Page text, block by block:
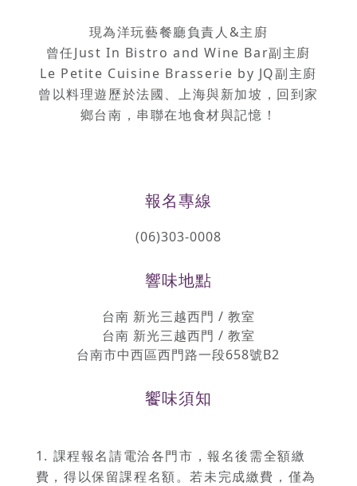
現為洋玩藝餐廳負責人&主廚
曾任Just In Bistro and Wine Bar副主廚
Le Petite Cuisine Brasserie by JQ副主廚
曾以料理遊歷於法國、上海與新加坡，回到家
鄉台南，串聯在地食材與記憶！
報名專線
(06)303-0008
響味地點
台南 新光三越西門 / 教室
台南 新光三越西門 / 教室
台南市中西區西門路一段658號B2
饗味須知
1. 課程報名請電洽各門市，報名後需全額繳
費，得以保留課程名額。若未完成繳費，僅為